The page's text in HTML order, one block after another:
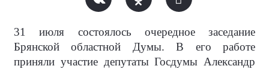
31 июля состоялось очередное заседание
Брянской областной Думы. В его работе
приняли участие депутаты Госдумы Александр